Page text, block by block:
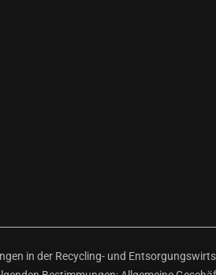
in der Recycling- und